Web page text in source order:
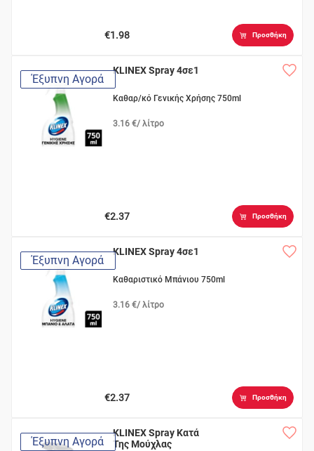
€1.98 Προσθήκη
Έξυπνη Αγορά
KLINEX Spray 4σε1
Καθαρ/κό Γενικής Χρήσης 750ml
3.16 €/ λίτρο
€2.37 Προσθήκη
Έξυπνη Αγορά
KLINEX Spray 4σε1
Καθαριστικό Μπάνιου 750ml
3.16 €/ λίτρο
€2.37 Προσθήκη
Έξυπνη Αγορά
KLINEX Spray Κατά
Της Μούχλας